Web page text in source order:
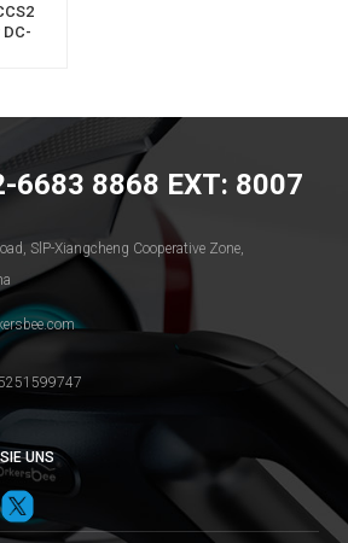
6683 8868 EXT: 8007
SlP-Xiangcheng Cooperative Zone,
UNS